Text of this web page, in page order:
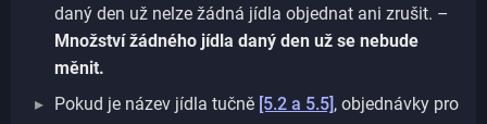
daný den už nelze žádná jídla objednat ani zrušit. –
Množství žádného jídla daný den už se nebude
měnit.
Pokud je název jídla tučně [5.2 a 5.5], objednávky pro